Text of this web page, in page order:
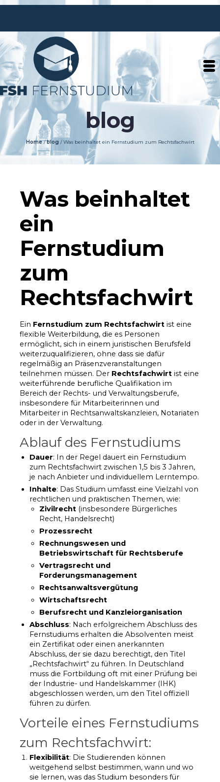
blog
Home / blog / Was beinhaltet ein Fernstudium zum Rechtsfachwirt
Was beinhaltet
ein
Fernstudium
zum
Rechtsfachwirt
Ein Fernstudium zum Rechtsfachwirt ist eine
flexible Weiterbildung, die es Personen
ermöglicht, sich in einem juristischen Berufsfeld
weiterzuqualifizieren, ohne dass sie dafür
regelmäßig an Präsenzveranstaltungen
teilnehmen müssen. Der Rechtsfachwirt ist eine
weiterführende berufliche Qualifikation im
Bereich der Rechts- und Verwaltungsberufe,
insbesondere für Mitarbeiterinnen und
Mitarbeiter in Rechtsanwaltskanzleien, Notariaten
oder in der Verwaltung.
Ablauf des Fernstudiums
Dauer: In der Regel dauert ein Fernstudium
zum Rechtsfachwirt zwischen 1,5 bis 3 Jahren,
je nach Anbieter und individuellem Lerntempo.
Inhalte: Das Studium umfasst eine Vielzahl von
rechtlichen und praktischen Themen, wie:
Zivilrecht (insbesondere Bürgerliches
Recht, Handelsrecht)
Prozessrecht
Rechnungswesen und
Betriebswirtschaft für Rechtsberufe
Vertragsrecht und
Forderungsmanagement
Rechtsanwaltsvergütung
Wirtschaftsrecht
Berufsrecht und Kanzleiorganisation
Abschluss: Nach erfolgreichem Abschluss des
Fernstudiums erhalten die Absolventen meist
ein Zertifikat oder einen anerkannten
Abschluss, der sie dazu berechtigt, den Titel
„Rechtsfachwirt“ zu führen. In Deutschland
muss die Fortbildung oft mit einer Prüfung bei
der Industrie- und Handelskammer (IHK)
abgeschlossen werden, um den Titel offiziell
führen zu dürfen.
Vorteile eines Fernstudiums
zum Rechtsfachwirt:
Flexibilität: Die Studierenden können
weitgehend selbst bestimmen, wann und wo
sie lernen, was das Studium besonders für